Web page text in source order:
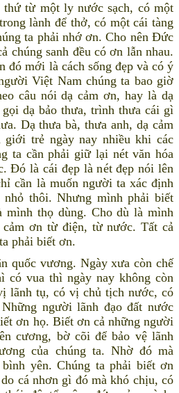
từ một ly nước sạch, có một
lành để thở, có một cái tàng
ta phải nhớ ơn. Cho nên Đức
chúng sanh đều có ơn lẫn nhau.
đó mới là cách sống đẹp và có ý
Việt Nam chúng ta bao giờ
câu nói dạ cảm ơn, hay là dạ
dạ bảo thưa, trình thưa cái gì
Dạ thưa bà, thưa anh, dạ cảm
trẻ ngày nay nhiều khi các
ta cần phải giữ lại nét văn hóa
Đó là cái đẹp là nét đẹp nói lên
cần là muốn người ta xác định
thôi. Nhưng mình phải biết
mình thọ dùng. Cho dù là mình
ơn từ điện, từ nước. Tất cả
phải biết ơn.
vương. Ngày xưa còn chế
có vua thì ngày nay không còn
lãnh tụ, có vị chủ tịch nước, có
người lãnh đạo đất nước
ơn họ. Biết ơn cả những người
cương, bờ cõi để bảo vệ lãnh
của chúng ta. Nhờ đó mà
yên. Chúng ta phải biết ơn
cá nhơn gì đó mà khó chịu, có